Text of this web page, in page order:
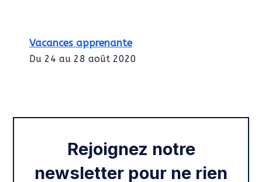
Vacances apprenante
Du 24 au 28 août 2020
Rejoignez notre
newsletter pour ne rien